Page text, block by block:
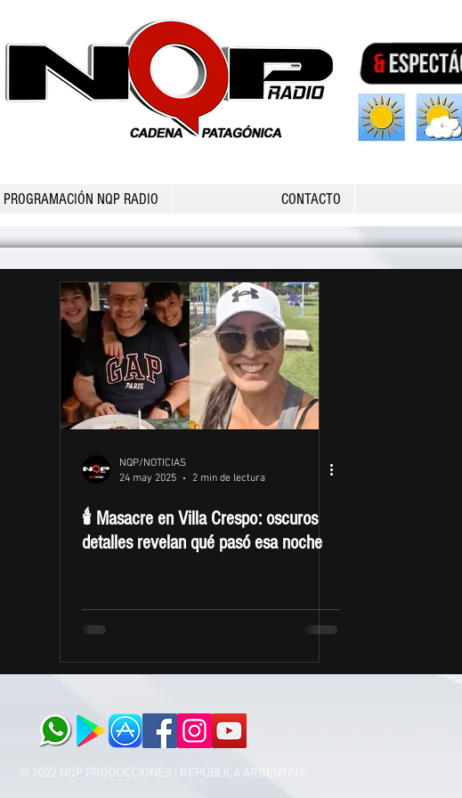
PROGRAMACIÓN NQP RADIO CONTACTO
NQP/NOTICIAS
24 may 2025
2 min de lectura
🕯️ Masacre en Villa Crespo: oscuros
detalles revelan qué pasó esa noche
© 2022 NQP PRODUCCIONES | REPÚBLICA ARGENTINA